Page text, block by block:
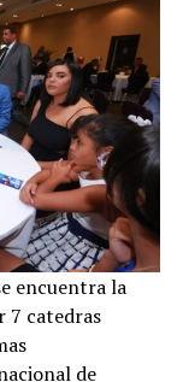
encuentra la
7 catedras
de